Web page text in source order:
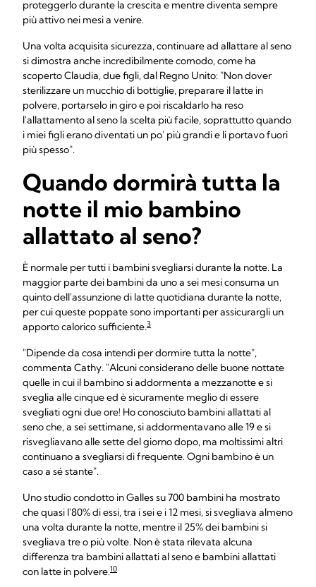
proteggerlo durante la crescita e mentre diventa sempre
più attivo nei mesi a venire.
Una volta acquisita sicurezza, continuare ad allattare al seno
si dimostra anche incredibilmente comodo, come ha
scoperto Claudia, due figli, dal Regno Unito: "Non dover
sterilizzare un mucchio di bottiglie, preparare il latte in
polvere, portarselo in giro e poi riscaldarlo ha reso
l'allattamento al seno la scelta più facile, soprattutto quando
i miei figli erano diventati un po' più grandi e li portavo fuori
più spesso".
Quando dormirà tutta la
notte il mio bambino
allattato al seno?
È normale per tutti i bambini svegliarsi durante la notte. La
maggior parte dei bambini da uno a sei mesi consuma un
quinto dell'assunzione di latte quotidiana durante la notte,
per cui queste poppate sono importanti per assicurargli un
apporto calorico sufficiente.3
"Dipende da cosa intendi per dormire tutta la notte",
commenta Cathy. "Alcuni considerano delle buone nottate
quelle in cui il bambino si addormenta a mezzanotte e si
sveglia alle cinque ed è sicuramente meglio di essere
svegliati ogni due ore! Ho conosciuto bambini allattati al
seno che, a sei settimane, si addormentavano alle 19 e si
risvegliavano alle sette del giorno dopo, ma moltissimi altri
continuano a svegliarsi di frequente. Ogni bambino è un
caso a sé stante".
Uno studio condotto in Galles su 700 bambini ha mostrato
che quasi l'80% di essi, tra i sei e i 12 mesi, si svegliava almeno
una volta durante la notte, mentre il 25% dei bambini si
svegliava tre o più volte. Non è stata rilevata alcuna
differenza tra bambini allattati al seno e bambini allattati
con latte in polvere.10